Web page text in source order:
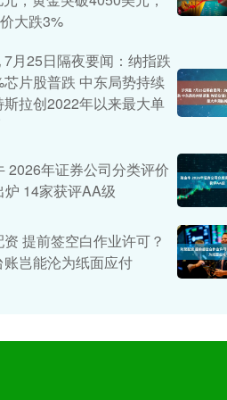
大跌3%
7月25日隔夜要闻：纳指跌
芯片股普跌 中东局势持续
斯拉创2022年以来最大单
2026年证券公司分类评价
炉 14家获评AA级
资 提前签空白作业许可？
账岂能沦为纸面应付